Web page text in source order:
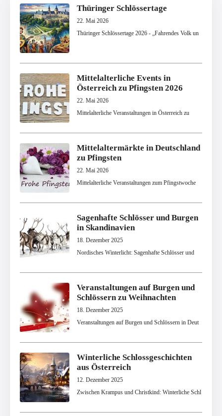
Thüringer Schlössertage
22. Mai 2026
Thüringer Schlössertage 2026 - „Fahrendes Volk un
Mittelalterliche Events in
Österreich zu Pfingsten 2026
22. Mai 2026
Mittelalterliche Veranstaltungen in Österreich zu
Mittelaltermärkte in Deutschland
zu Pfingsten
22. Mai 2026
Mittelalterliche Veranstaltungen zum Pfingstwoche
Sagenhafte Schlösser und Burgen
in Skandinavien
18. Dezember 2025
Nordisches Winterlicht: Sagenhafte Schlösser und
Veranstaltungen auf Burgen und
Schlössern zu Weihnachten
18. Dezember 2025
Veranstaltungen auf Burgen und Schlössern in Deut
Winterliche Schlossgeschichten
aus Österreich
12. Dezember 2025
Zwischen Krampus und Christkind: Winterliche Schl